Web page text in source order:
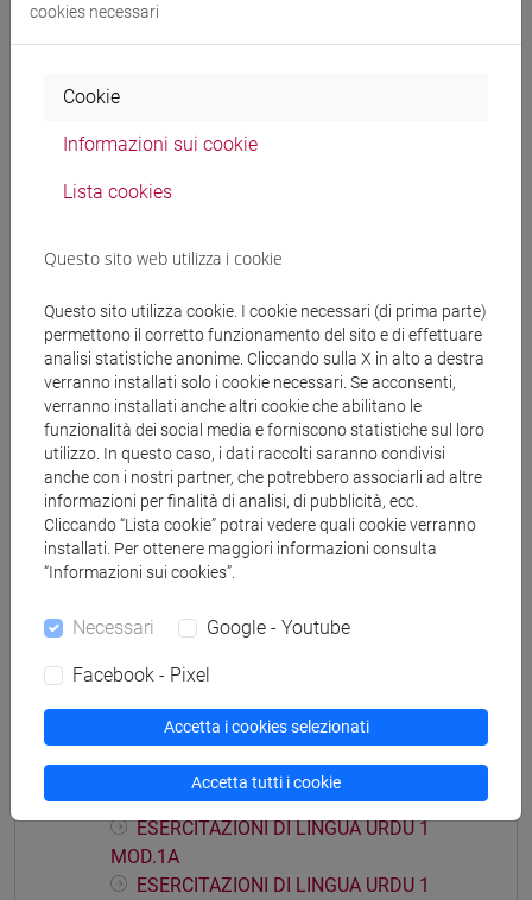
Docenti
Materiali didattici
Materiali su Moodle
Corsi di studio e percorsi
[LT40] LINGUE, CULTURE E SOCIETÀ DELL'ASIA
E DELL'AFRICA MEDITERRANEA - Laurea
cina/subcontinente indiano/ giappone/corea
LINGUA URDU 1 [LT0U10]
Struttura generale dell'insegnamento
LINGUA URDU 1
ESERCITAZIONI DI LINGUA URDU 1
MOD.1A
ESERCITAZIONI DI LINGUA URDU 1
cookies necessari
Cookie
Informazioni sui cookie
Lista cookies
Questo sito web utilizza i cookie
Questo sito utilizza cookie. I cookie necessari (di prima parte)
permettono il corretto funzionamento del sito e di effettuare
analisi statistiche anonime. Cliccando sulla X in alto a destra
verranno installati solo i cookie necessari. Se acconsenti,
verranno installati anche altri cookie che abilitano le
funzionalità dei social media e forniscono statistiche sul loro
utilizzo. In questo caso, i dati raccolti saranno condivisi
anche con i nostri partner, che potrebbero associarli ad altre
informazioni per finalità di analisi, di pubblicità, ecc.
Cliccando “Lista cookie” potrai vedere quali cookie verranno
installati. Per ottenere maggiori informazioni consulta
“Informazioni sui cookies”.
Necessari Google - Youtube
Facebook - Pixel
Accetta i cookies selezionati
Accetta tutti i cookie